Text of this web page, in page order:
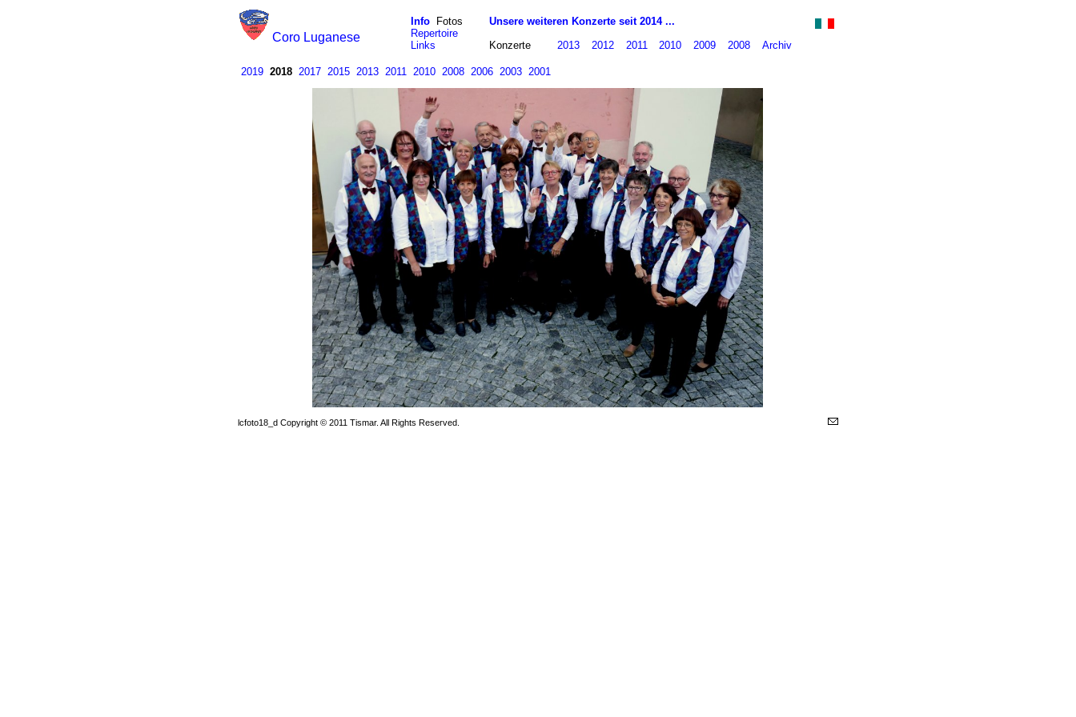
Coro Luganese
Info
Fotos
Repertoire
Links
Unsere weiteren Konzerte seit 2014 ...
Konzerte
2013 2012 2011 2010 2009 2008 Archiv
2019 2018 2017 2015 2013 2011 2010 2008 2006 2003 2001
lcfoto18_d Copyright © 2011 Tismar. All Rights Reserved.